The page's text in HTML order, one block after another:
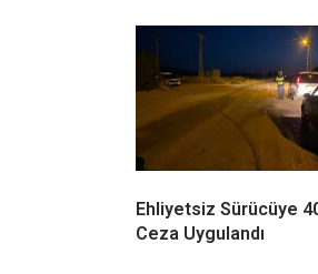
Ehliyetsiz Sürücüye
Ceza Uygulandı